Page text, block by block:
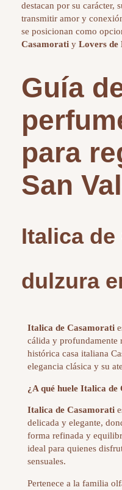
destacan por su carácter,
transmitir amor y
se posicionan como
Casamorati y Lovers de
Guía
para
San
Italica de
dulzura
Italica de Casamorati
cálida y profundamente
histórica casa italiana
elegancia clásica y su
¿A qué huele Italica de
Italica de Casamorati
delicada y elegante,
forma refinada y
ideal para quienes
sensuales.
Pertenece a la familia